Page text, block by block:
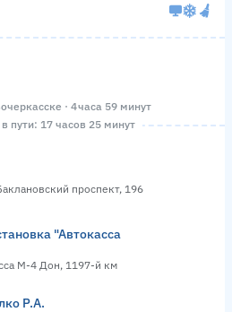
· 4 часа 59 минут
пути: 17 часов 25 минут
проспект, 196
"Автокасса
М-4 Дон, 1197-й км
Р.А.